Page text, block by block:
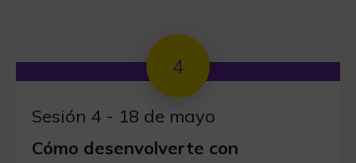
4
Sesión 4 - 18 de mayo
Cómo desenvolverte con